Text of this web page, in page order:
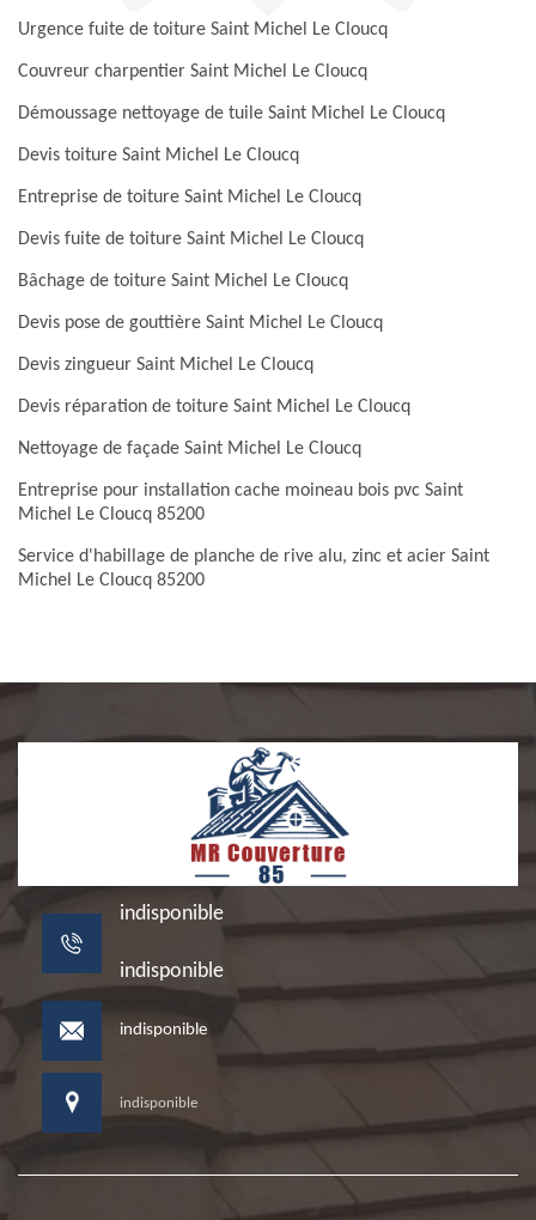
Urgence fuite de toiture Saint Michel Le Cloucq
Couvreur charpentier Saint Michel Le Cloucq
Démoussage nettoyage de tuile Saint Michel Le Cloucq
Devis toiture Saint Michel Le Cloucq
Entreprise de toiture Saint Michel Le Cloucq
Devis fuite de toiture Saint Michel Le Cloucq
Bâchage de toiture Saint Michel Le Cloucq
Devis pose de gouttière Saint Michel Le Cloucq
Devis zingueur Saint Michel Le Cloucq
Devis réparation de toiture Saint Michel Le Cloucq
Nettoyage de façade Saint Michel Le Cloucq
Entreprise pour installation cache moineau bois pvc Saint
Michel Le Cloucq 85200
Service d'habillage de planche de rive alu, zinc et acier Saint
Michel Le Cloucq 85200
indisponible
indisponible
indisponible
indisponible